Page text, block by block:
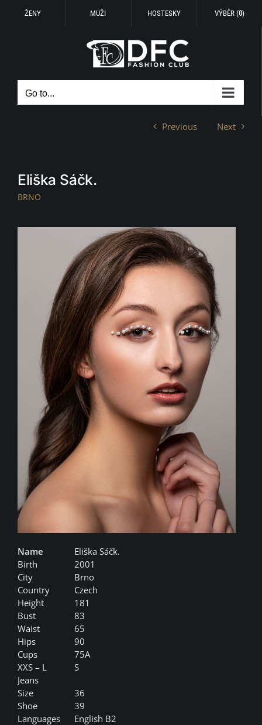
ŽENY MUŽI HOSTESKY VÝBĚR (0)
Go to...
Previous Next
Eliška Sáčk.
BRNO
Name
Eliška Sáčk.
Birth
2001
City
Brno
Country
Czech
Height
181
Bust
83
Waist
65
Hips
90
Cups
75A
XXS – L
S
Jeans
Size
36
Shoe
39
Languages
English B2